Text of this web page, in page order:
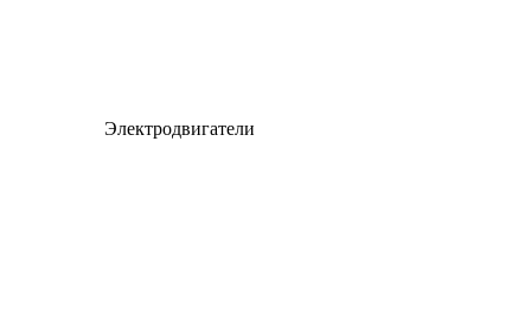
Электродвигатели